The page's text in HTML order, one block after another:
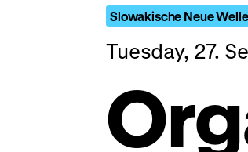
Slowakische Neue Welle
Tuesday, 27.